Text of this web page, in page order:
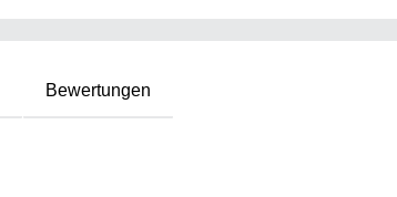
Bewertungen